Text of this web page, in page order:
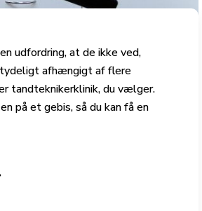
udfordring, at de ikke ved,
afhængigt af flere
tandteknikerklinik, du vælger.
på et gebis, så du kan få en